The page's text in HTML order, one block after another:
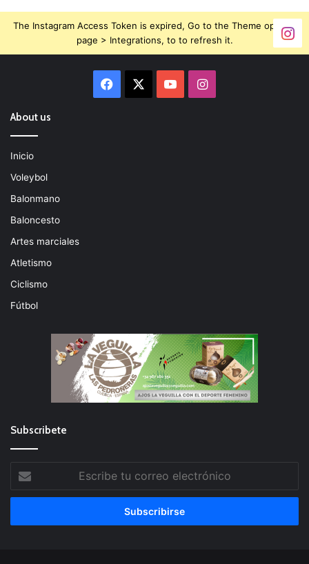
The Instagram Access Token is expired, Go to the Theme options
page > Integrations, to to refresh it.
Facebook YouTubeInstagram
About us
Inicio
Voleybol
Balonmano
Baloncesto
Artes marciales
Atletismo
Ciclismo
Fútbol
Subscribete
tu
correo